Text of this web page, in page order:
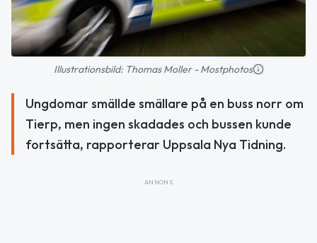
Illustrationsbild: Thomas Moller - Mostphotos
Ungdomar smällde smällare på en buss norr om
Tierp, men ingen skadades och bussen kunde
fortsätta, rapporterar Uppsala Nya Tidning.
ANNONS